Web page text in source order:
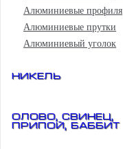
Алюминиевые профиля
Алюминиевые прутки
Алюминиевый уголок
Никель
Олово, свинец,
припой, баббит